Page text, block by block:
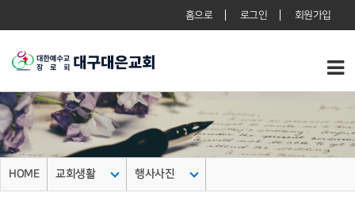
홈으로 로그인 회원가입
HOME 교회생활 행사사진